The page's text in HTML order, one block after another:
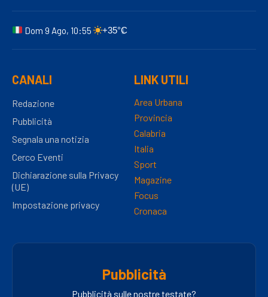
Dom 9 Ago, 10:55 +35°C
CANALI
Redazione
Pubblicità
Segnala una notizia
Cerco Eventi
Dichiarazione sulla Privacy
(UE)
Impostazione privacy
LINK UTILI
Area Urbana
Provincia
Calabria
Italia
Sport
Magazine
Focus
Cronaca
Pubblicità
Pubblicità sulle nostre testate?